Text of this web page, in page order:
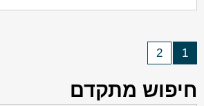
1
2
חיפוש מתקדם